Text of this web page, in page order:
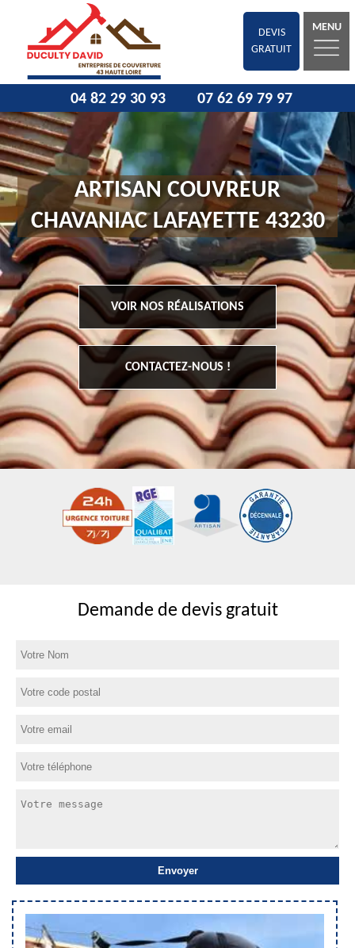
DEVIS
GRATUIT
MENU
04 82 29 30 93 07 62 69 79 97
ARTISAN COUVREUR
CHAVANIAC LAFAYETTE 43230
VOIR NOS RÉALISATIONS
CONTACTEZ-NOUS !
Demande de devis gratuit